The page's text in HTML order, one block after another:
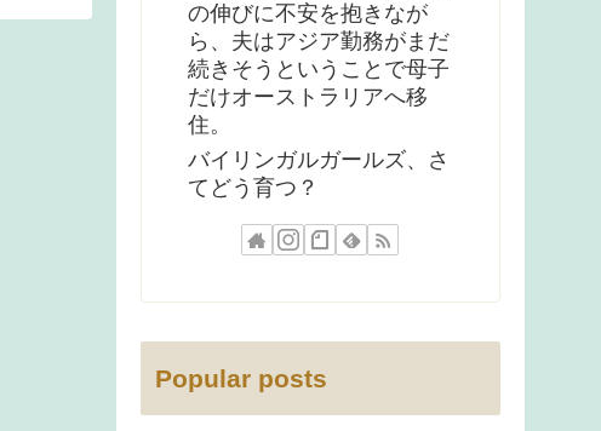
の伸びに不安を抱きなが
ら、夫はアジア勤務がまだ
続きそうということで母子
だけオーストラリアへ移
住。
バイリンガルガールズ、さ
てどう育つ？
Popular posts